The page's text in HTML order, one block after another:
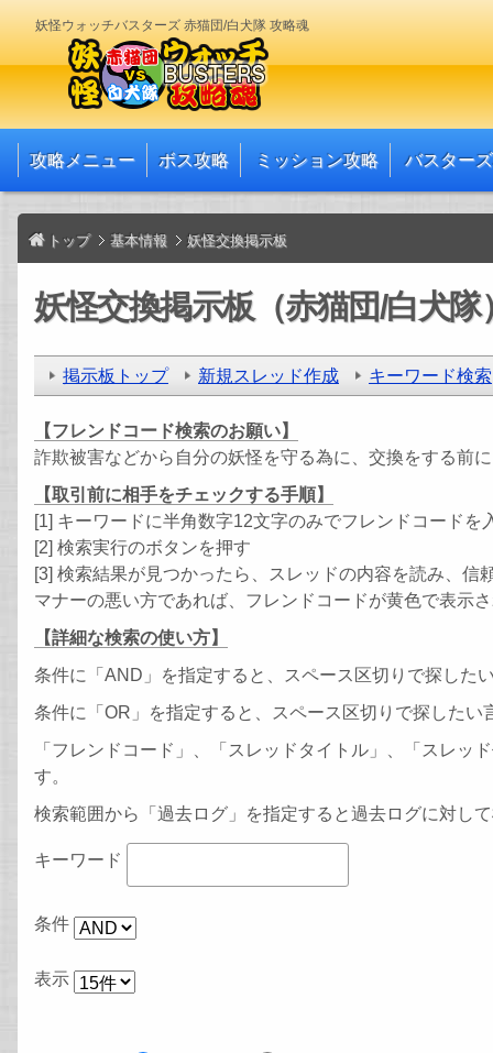
妖怪ウォッチバスターズ 赤猫団/白犬隊 攻略魂
攻略メニュー ボス攻略 ミッション攻略 バスター
トップ 基本情報 妖怪交換掲示板
妖怪交換掲示板（赤猫団/白犬隊
掲示板トップ 新規スレッド作成 キーワード検索
【フレンドコード検索のお願い】
詐欺被害などから自分の妖怪を守る為に、交換をする前
【取引前に相手をチェックする手順】
[1] キーワードに半角数字12文字のみでフレンドコードを
[2] 検索実行のボタンを押す
[3] 検索結果が見つかったら、スレッドの内容を読み、信
マナーの悪い方であれば、フレンドコードが黄色で表示
【詳細な検索の使い方】
条件に「AND」を指定すると、スペース区切りで探した
条件に「OR」を指定すると、スペース区切りで探した
「フレンドコード」、「スレッドタイトル」、「スレ
す。
検索範囲から「過去ログ」を指定すると過去ログに対し
キーワード
条件
表示